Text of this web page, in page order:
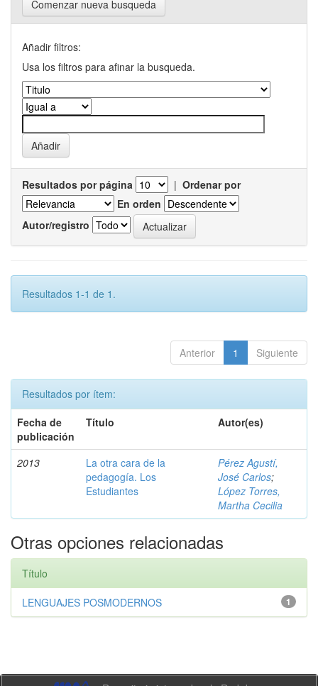
Comenzar nueva busqueda
Añadir filtros:
Usa los filtros para afinar la busqueda.
Resultados por página | Ordenar por
En orden
Autor/registro
Resultados 1-1 de 1.
Anterior 1 Siguiente
Resultados por ítem:
Fecha de
publicación
Título Autor(es)
2013
La otra cara de la
pedagogía. Los
Estudiantes
Pérez Agustí,
José Carlos;
López Torres,
Martha Cecilia
Otras opciones relacionadas
Título
1
LENGUAJES POSMODERNOS